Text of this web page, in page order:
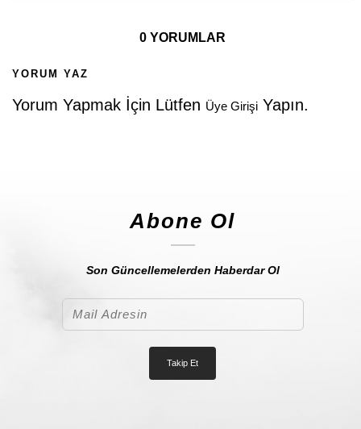
0 YORUMLAR
YORUM YAZ
Yorum Yapmak İçin Lütfen Üye Girişi Yapın.
Abone Ol
Son Güncellemelerden Haberdar Ol